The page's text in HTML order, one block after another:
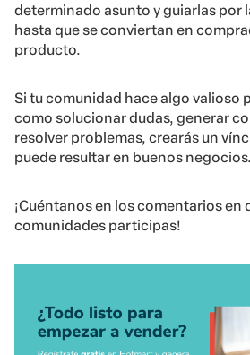
determinado asunto y guiarlas por
hasta que se conviertan en
producto.
Si tu comunidad hace algo valioso
como solucionar dudas, generar
resolver problemas, crearás un
puede resultar en buenos negocios.
¡Cuéntanos en los comentarios en
comunidades participas!